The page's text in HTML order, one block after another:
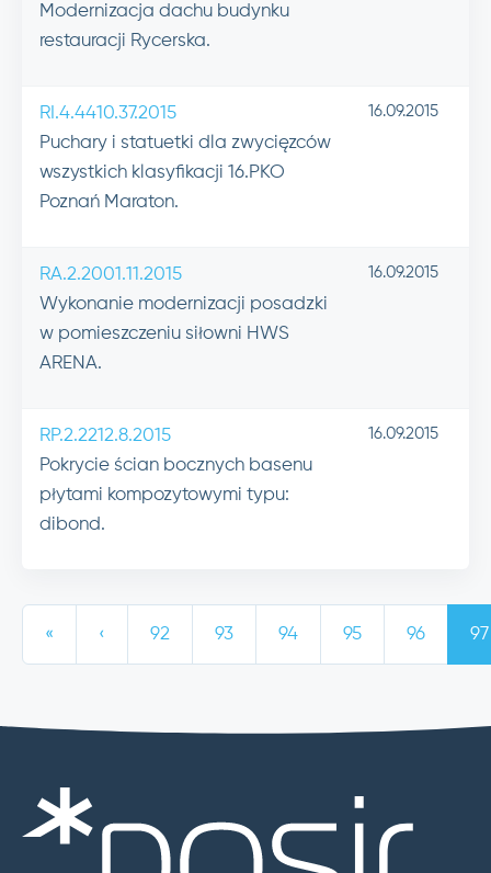
Modernizacja dachu budynku
restauracji Rycerska.
RI.4.4410.37.2015
Puchary i statuetki dla zwycięzców
wszystkich klasyfikacji 16.PKO
Poznań Maraton.
16.09.2015
RA.2.2001.11.2015
Wykonanie modernizacji posadzki
w pomieszczeniu siłowni HWS
ARENA.
16.09.2015
RP.2.2212.8.2015
Pokrycie ścian bocznych basenu
płytami kompozytowymi typu:
dibond.
16.09.2015
« ‹ 92 93 94 95 96 97